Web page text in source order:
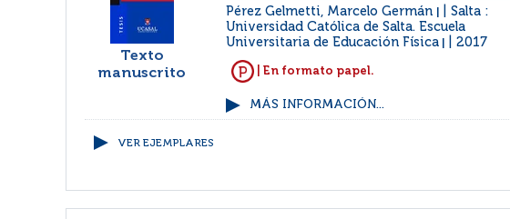
Texto
manuscrito
Pérez Gelmetti, Marcelo Germán
Salta :
Universidad Católica de Salta. Escuela
Universitaria de Educación Física
2017
| En formato papel.
MÁS INFORMACIÓN...
VER EJEMPLARES